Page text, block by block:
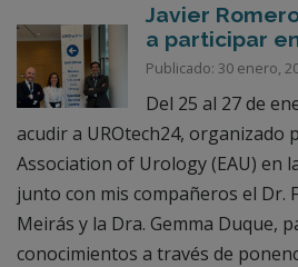
Javier
a participar
Publicado: 30 enero,
Del 25 al 27 de
acudir a UROtech24, organizado
Association of Urology (EAU) en
junto con mis compañeros el Dr.
Meirás y la Dra. Gemma Duque,
conocimientos a través de